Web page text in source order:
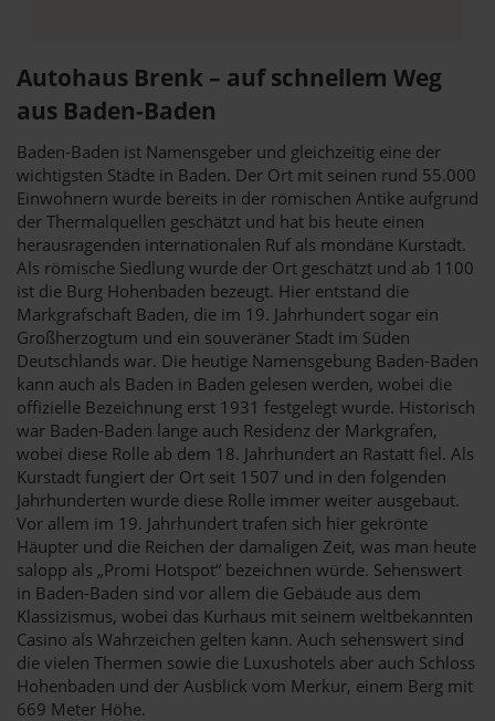
Autohaus Brenk – auf schnellem Weg
aus Baden-Baden
Baden-Baden ist Namensgeber und gleichzeitig eine der
wichtigsten Städte in Baden. Der Ort mit seinen rund 55.000
Einwohnern wurde bereits in der römischen Antike aufgrund
der Thermalquellen geschätzt und hat bis heute einen
herausragenden internationalen Ruf als mondäne Kurstadt.
Als römische Siedlung wurde der Ort geschätzt und ab 1100
ist die Burg Hohenbaden bezeugt. Hier entstand die
Markgrafschaft Baden, die im 19. Jahrhundert sogar ein
Großherzogtum und ein souveräner Stadt im Süden
Deutschlands war. Die heutige Namensgebung Baden-Baden
kann auch als Baden in Baden gelesen werden, wobei die
offizielle Bezeichnung erst 1931 festgelegt wurde. Historisch
war Baden-Baden lange auch Residenz der Markgrafen,
wobei diese Rolle ab dem 18. Jahrhundert an Rastatt fiel. Als
Kurstadt fungiert der Ort seit 1507 und in den folgenden
Jahrhunderten wurde diese Rolle immer weiter ausgebaut.
Vor allem im 19. Jahrhundert trafen sich hier gekrönte
Häupter und die Reichen der damaligen Zeit, was man heute
salopp als „Promi Hotspot“ bezeichnen würde. Sehenswert
in Baden-Baden sind vor allem die Gebäude aus dem
Klassizismus, wobei das Kurhaus mit seinem weltbekannten
Casino als Wahrzeichen gelten kann. Auch sehenswert sind
die vielen Thermen sowie die Luxushotels aber auch Schloss
Hohenbaden und der Ausblick vom Merkur, einem Berg mit
669 Meter Höhe.